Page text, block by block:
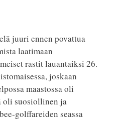
juuri ennen povattua
laatimaan
rastit lauantaiksi 26.
joskaan
maastossa oli
oli suosiollinen ja
golffareiden seassa